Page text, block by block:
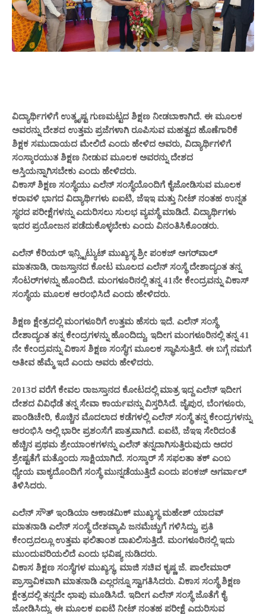
ವಿದ್ಯಾರ್ಥಿಗಳಿಗೆ ಉತ್ಕೃಷ್ಟ ಗುಣಮಟ್ಟದ ಶಿಕ್ಷಣ ನೀಡಬಾಕಾಗಿದೆ. ಈ ಮೂಲಕ
ಅವರನ್ನು ದೇಶದ ಉತ್ತಮ ಪ್ರಜೆಗಳಾಗಿ ರೂಪಿಸುವ ಮಹತ್ವದ ಹೊಣೆಗಾರಿಕೆ
ಶಿಕ್ಷಕ ಸಮುದಾಯದ ಮೇಲಿದೆ ಎಂದು ಹೇಳಿದ ಅವರು, ವಿದ್ಯಾರ್ಥಿಗಳಿಗೆ
ಸಂಸ್ಕಾರಯುತ ಶಿಕ್ಷಣ ನೀಡುವ ಮೂಲಕ ಅವರನ್ನು ದೇಶದ
ಆಸ್ತಿಯನ್ನಾಗಿಸಬೇಕು ಎಂದು ಹೇಳಿದರು.
ವಿಕಾಸ್ ಶಿಕ್ಷಣ ಸಂಸ್ಥೆಯು ಎಲೆನ್ ಸಂಸ್ಥೆಯೊಂದಿಗೆ ಕೈಜೋಡಿಸುವ ಮೂಲಕ
ಕರಾವಳಿ ಭಾಗದ ವಿದ್ಯಾರ್ಥಿಗಳು ಐಐಟಿ, ಜೆಇಇ ಮತ್ತು ನೀಟ್ ನಂತಹ ಉನ್ನತ
ಸ್ಥರದ ಪರೀಕ್ಷೆಗಳನ್ನು ಎದುರಿಸಲು ಸುಲಭ ವ್ಯವಸ್ಥೆ ಮಾಡಿದೆ. ವಿದ್ಯಾರ್ಥಿಗಳು
ಇದರ ಪ್ರಯೋಜನ ಪಡೆದುಕೊಳ್ಳಬೇಕು ಎಂದು ವಿನಂತಿಸಿಕೊಂಡರು.
ಎಲೆನ್ ಕೆರಿಯರ್ ಇನ್ಸ್ಟಿಟ್ಯುಟ್ ಮುಖ್ಯಸ್ಥ ಶ್ರೀ ಪಂಕಜ್ ಅಗರ್‌ವಾಲ್
ಮಾತನಾಡಿ, ರಾಜಸ್ತಾನದ ಕೋಟ ಮೂಲದ ಎಲೆನ್ ಸಂಸ್ಥೆ ದೇಶಾದ್ಯಂತ ತನ್ನ
ಸೆಂಟರ್‌ಗಳನ್ನು ಹೊಂದಿದೆ. ಮಂಗಳೂರಿನಲ್ಲಿ ತನ್ನ 41ನೇ ಕೇಂದ್ರವನ್ನು ವಿಕಾಸ್
ಸಂಸ್ಥೆಯ ಮೂಲಕ ಆರಂಭಿಸಿದೆ ಎಂದು ಹೇಳಿದರು.
ಶಿಕ್ಷಣ ಕ್ಷೇತ್ರದಲ್ಲಿ ಮಂಗಳೂರಿಗೆ ಉತ್ತಮ ಹೆಸರು ಇದೆ. ಎಲೆನ್ ಸಂಸ್ಥೆ
ದೇಶಾದ್ಯಂತ ತನ್ನ ಕೇಂದ್ರಗಳನ್ನು ಹೊಂದಿದ್ದು, ಇದೀಗ ಮಂಗಳೂರಿನಲ್ಲಿ ತನ್ನ 41
ನೇ ಕೇಂದ್ರವನ್ನು ವಿಕಾಸ ಶಿಕ್ಷಣ ಸಂಸ್ಥೆಗ ಮೂಲಕ ಸ್ಥಾಪಿಸುತ್ತಿದೆ. ಈ ಬಗ್ಗೆ ನಮಗೆ
ಅತೀವ ಹೆಮ್ಮೆ ಇದೆ ಎಂದು ಅವರು ಹೇಳಿದರು.
2013ರ ವರೆಗೆ ಕೇವಲ ರಾಜಸ್ತಾನದ ಕೋಟದಲ್ಲಿ ಮಾತ್ರ ಇದ್ದ ಎಲೆನ್ ಇದೀಗ
ದೇಶದ ವಿವಿಧೆಡೆ ತನ್ನ ಸೇವಾ ಕಾರ್ಯವನ್ನು ವಿಸ್ತರಿಸಿದೆ. ಜೈಪುರ, ಬೆಂಗಳೂರು,
ಪಾಂಡಿಚೇರಿ, ಕೊಚ್ಚಿನ ಮೊದಲಾದ ಕಡೆಗಳಲ್ಲಿ ಎಲೆನ್ ಸಂಸ್ಥೆ ತನ್ನ ಕೇಂದ್ರಗಳನ್ನು
ಆರಂಭಿಸಿ ಅಲ್ಲಿ ಭಾರೀ ಪ್ರಶಂಸೆಗೆ ಪಾತ್ರವಾಗಿದೆ. ಐಐಟಿ, ಜೆಇಇ ಸೇರಿದಂತೆ
ಹೆಚ್ಚಿನ ಪ್ರಥಮ ಶ್ರೇಯಾಂಕಗಳನ್ನು ಎಲೆನ್ ತನ್ನದಾಗಿಸುತ್ತಿರುವುದು ಅದರ
ಶ್ರೇಷ್ಟತೆಗೆ ಮತ್ತೊಂದು ಸಾಕ್ಷಿಯಾಗಿದೆ. ಸಂಸ್ಕಾರ್ ಸೆ ಸಫಲತಾ ತಕ್ ಎಂಬ
ಧ್ಯೇಯ ವಾಕ್ಯದೊಂದಿಗೆ ಸಂಸ್ಥೆ ಮುನ್ನಡೆಯುತ್ತಿದೆ ಎಂದು ಪಂಕಜ್ ಅಗರ್ವಾಲ್
ತಿಳಿಸಿದರು.
ಎಲೆನ್ ಸೌತ್ ಇಂಡಿಯಾ ಅಕಾಡಮಿಕ್ ಮುಖ್ಯಸ್ಥ ಮಹೇಶ್ ಯಾದವ್
ಮಾತನಾಡಿ ಎಲೆನ್ ಸಂಸ್ಥೆ ದೇಶವ್ಯಾಪಿ ಜನಮೆಚ್ಚುಗೆ ಗಳಿಸಿದ್ದು, ಪ್ರತಿ
ಕೇಂದ್ರದಲ್ಲೂ ಉತ್ತಮ ಫಲಿತಾಂಶ ದಾಖಲಿಸುತ್ತಿದೆ. ಮಂಗಳೂರಿನಲ್ಲಿ ಇದು
ಮುಂದುವರಿಯಲಿದೆ ಎಂದು ಭವಿಷ್ಯ ನುಡಿದರು.
ವಿಕಾಸ ಶಿಕ್ಷಣ ಸಂಸ್ಥೆಗಳ ಮುಖ್ಯಸ್ಥ, ಮಾಜಿ ಸಚಿವ ಕೃಷ್ಣ ಜೆ. ಪಾಲೇಮಾರ್
ಪ್ರಾಸ್ತಾವಿಕವಾಗಿ ಮಾತನಾಡಿ ಎಲ್ಲರನ್ನೂ ಸ್ವಾಗತಿಸಿದರು. ವಿಕಾಸ ಸಂಸ್ಥೆ ಶಿಕ್ಷಣ
ಕ್ಷೇತ್ರದಲ್ಲಿ ತನ್ನದೇ ಛಾಪು ಮೂಡಿಸಿದೆ. ಇದೀಗ ಎಲೆನ್ ಸಂಸ್ಥೆ ಜೊತೆಗೆ ಕೈ
ಜೋಡಿಸಿದ್ದು, ಈ ಮೂಲಕ ಐಐಟಿ ನೀಟ್ ನಂತಹ ಪರೀಕ್ಷೆ ಎದುರಿಸುವ